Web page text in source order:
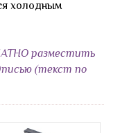
холодным
разместить
(текст по